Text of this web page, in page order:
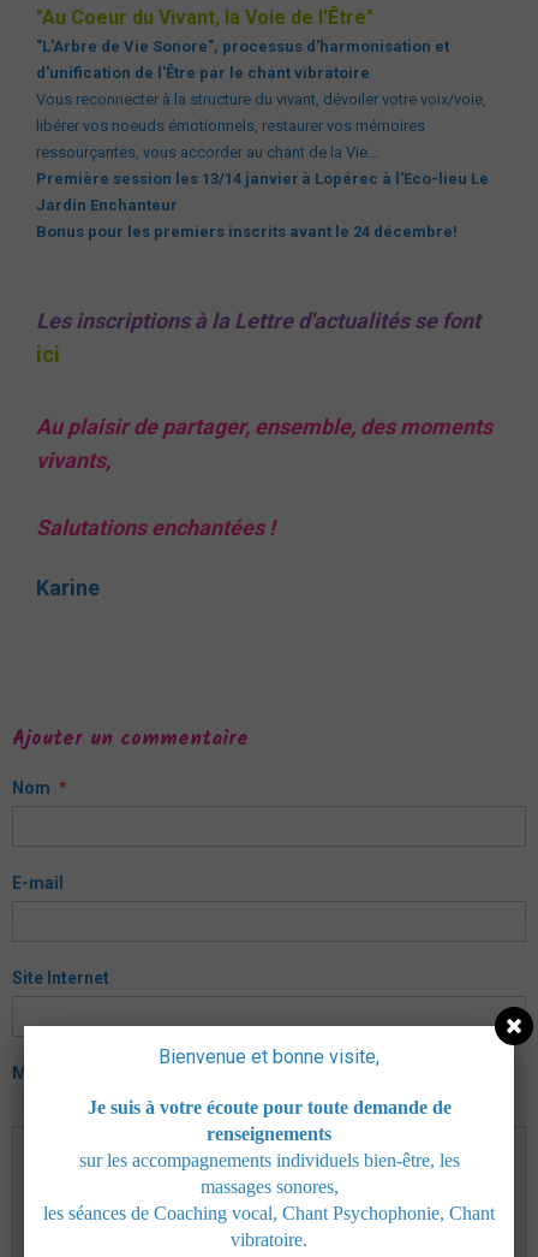
"Au Coeur du Vivant, la Voie de l'Être"
"L'Arbre de Vie Sonore", processus d'harmonisation et
d'unification de l'Être par le chant vibratoire
Vous reconnecter à la structure du vivant, dévoiler votre voix/voie,
libérer vos noeuds émotionnels, restaurer vos mémoires
ressourçantes, vous accorder au chant de la Vie...
Première session les 13/14 janvier à Lopérec à l'Eco-lieu Le
Jardin Enchanteur
Bonus pour les premiers inscrits avant le 24 décembre!
Les inscriptions à la Lettre d'actualités se font
ici
Au plaisir de partager, ensemble, des moments
vivants,
Salutations enchantées !
Karine
Ajouter un commentaire
Nom
E-mail
Site Internet
Message
APERÇU
Bienvenue et bonne visite,
Je suis à votre écoute pour toute demande de
renseignements
sur les accompagnements individuels bien-être, les
massages sonores,
les séances de Coaching vocal, Chant Psychophonie, Chant
vibratoire.